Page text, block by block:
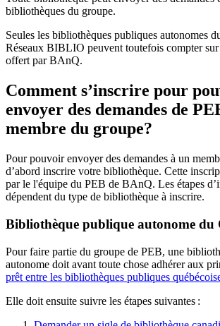
bibliothèques du groupe.
Seules les bibliothèques publiques autonomes
Réseaux BIBLIO peuvent toutefois compter sur
offert par BAnQ.
Comment s’inscrire pour
envoyer des demandes de
membre du groupe?
Pour pouvoir envoyer des demandes à un
d’abord inscrire votre bibliothèque. Cette
par le l'équipe du PEB de BAnQ. Les étapes
dépendent du type de bibliothèque à inscrire.
Bibliothèque publique autonome du
Pour faire partie du groupe de PEB, une
autonome doit avant toute chose adhérer aux
prêt entre les bibliothèques publiques
Elle doit ensuite suivre les étapes suivantes :